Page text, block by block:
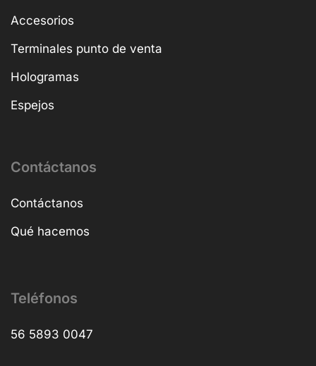
Accesorios
Terminales punto de venta
Hologramas
Espejos
Contáctanos
Contáctanos
Qué hacemos
Teléfonos
56 5893 0047